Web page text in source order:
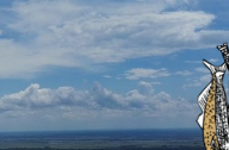
Ir
para
conteúdo
Pular
para
navegação
principal
Pular
para
rodapé